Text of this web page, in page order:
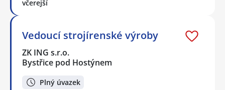
včerejší
Vedoucí strojírenské výroby
ZK ING s.r.o.
Bystřice pod Hostýnem
Plný úvazek